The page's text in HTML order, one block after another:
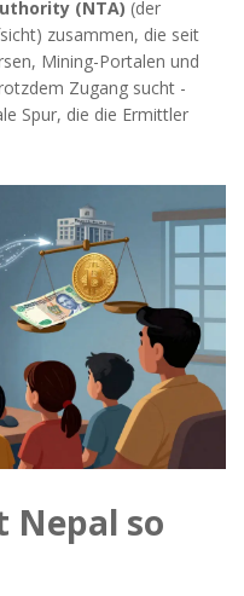
(NTA) (der
) zusammen, die seit
Mining-Portalen und
Zugang sucht -
Spur, die die Ermittler
Nepal so